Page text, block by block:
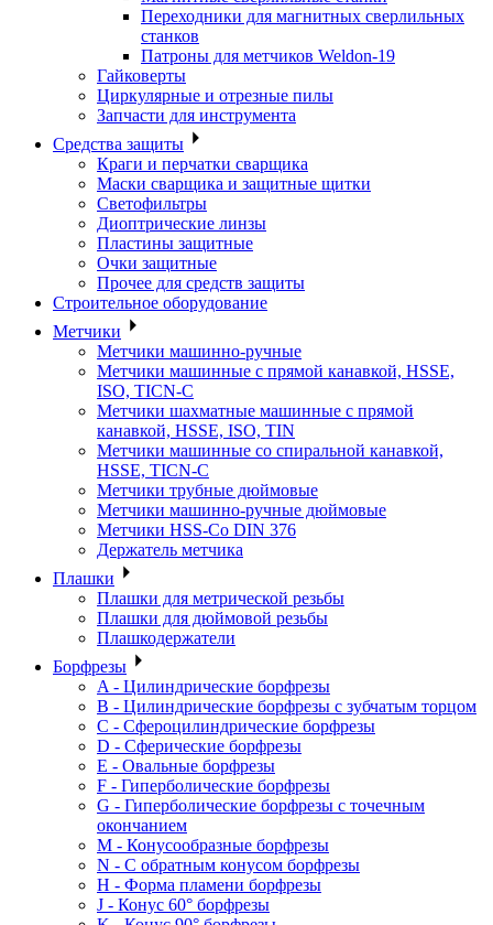
Переходники для магнитных сверлильных
станков
Патроны для метчиков Weldon-19
Гайковерты
Циркулярные и отрезные пилы
Запчасти для инструмента
Средства защиты
Краги и перчатки сварщика
Маски сварщика и защитные щитки
Светофильтры
Диоптрические линзы
Пластины защитные
Очки защитные
Прочее для средств защиты
Строительное оборудование
Метчики
Метчики машинно-ручные
Метчики машинные с прямой канавкой, HSSE,
ISO, TICN-C
Метчики шахматные машинные с прямой
канавкой, HSSE, ISO, TIN
Метчики машинные со спиральной канавкой,
HSSE, TICN-C
Метчики трубные дюймовые
Метчики машинно-ручные дюймовые
Метчики HSS-Co DIN 376
Держатель метчика
Плашки
Плашки для метрической резьбы
Плашки для дюймовой резьбы
Плашкодержатели
Борфрезы
A - Цилиндрические борфрезы
B - Цилиндрические борфрезы с зубчатым торцом
C - Сфероцилиндрические борфрезы
D - Сферические борфрезы
E - Овальные борфрезы
F - Гиперболические борфрезы
G - Гиперболические борфрезы с точечным
окончанием
M - Конусообразные борфрезы
N - С обратным конусом борфрезы
H - Форма пламени борфрезы
J - Конус 60° борфрезы